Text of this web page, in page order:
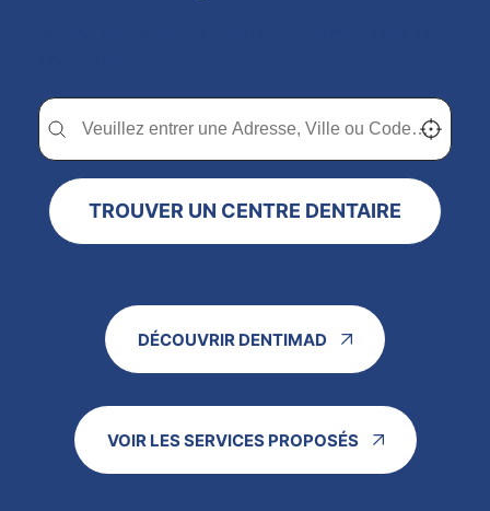
Trouver un centre dentaire Dentimad près de
Trouver un centre dentaire Dentimad près de chez vous Localisez-
TROUVER UN CENTRE DENTAIRE
DÉCOUVRIR DENTIMAD
VOIR LES SERVICES PROPOSÉS